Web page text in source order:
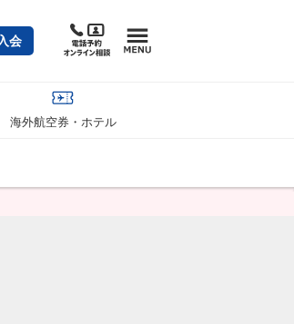
会
海外航空券・ホテル